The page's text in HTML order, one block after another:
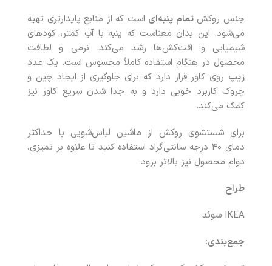
جنس روکشتمام پنبه‌ای است که از منابع پایدارتری تهیه
می‌شود. این بدان معناست که پنبه با آب کمتر، کودهای
شیمیایی و آفت‌کش‌ها رشد می‌کند. نرمی و لطافت
محصول در هنگام استفاده کاملاً محسوس است. یک عدد
زیپ روی کاور قرار دارد که برای جلوگیری از ایجاد چین‌ و
چروک کاربرد خوبی دارد و به جدا شدن سریع کاور نیز
کمک می‌کند.
برای شستشوی روکش از ماشین لباس‌شویی با حداکثر
دمای ۴۰ درجه سانتی‌گراد استفاده کنید تا علاوه بر تمیزی،
دوام محصول نیز بالاتر برود.
طراح
IKEA سوئد
جمع‌بندی: